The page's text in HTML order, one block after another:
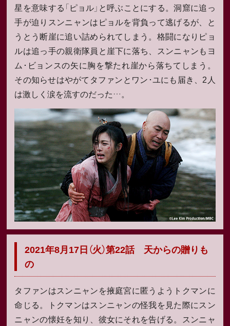
星を意味する「ピョル」と呼ぶことにする。洞窟に追っ
手が迫りスンニャンはピョルを背負って逃げるが、と
うとう断崖に追い詰められてしまう。格闘になりピョ
ルは追っ手の親衛隊員と崖下に落ち、スンニャンもヨ
ム･ビョンスの矢に胸を撃たれ崖から落ちてしまう。
その知らせはやがてタファンとワン･ユにも届き、2人
は激しく涙を流すのだった…。
2021年8月17日（火）第22話 天からの贈りも
の
タファンはスンニャンを掖庭宮に匿うようトクマンに
命じる。トクマンはスンニャンの怪我を見た際にスン
ニャンの懐妊を知り、彼女にそれを告げる。スンニャ